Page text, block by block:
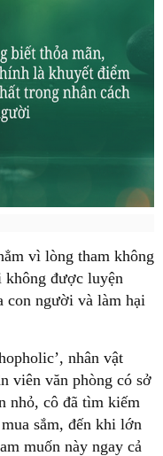
vì lòng tham không
không được luyện
con người và làm hại
nhân vật
viên văn phòng có sở
nhỏ, cô đã tìm kiếm
sắm, đến khi lớn
muốn này ngay cả